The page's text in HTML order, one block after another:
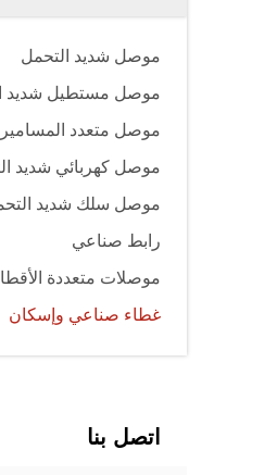
موصل شديد التحمل
موصل مستطيل شديد
موصل متعدد
موصل كهربائي شديد
موصل سلك شديد
رابط صناعي
موصلات متعددة
غطاء صناعي وإسكان
اتصل بنا